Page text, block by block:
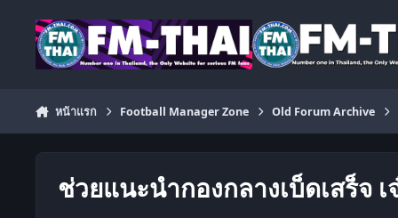
หน้าแรก Football Manager Zone Old Forum Archive
ช่วยแนะนำกองกลางเบ็ดเสร็จ เ